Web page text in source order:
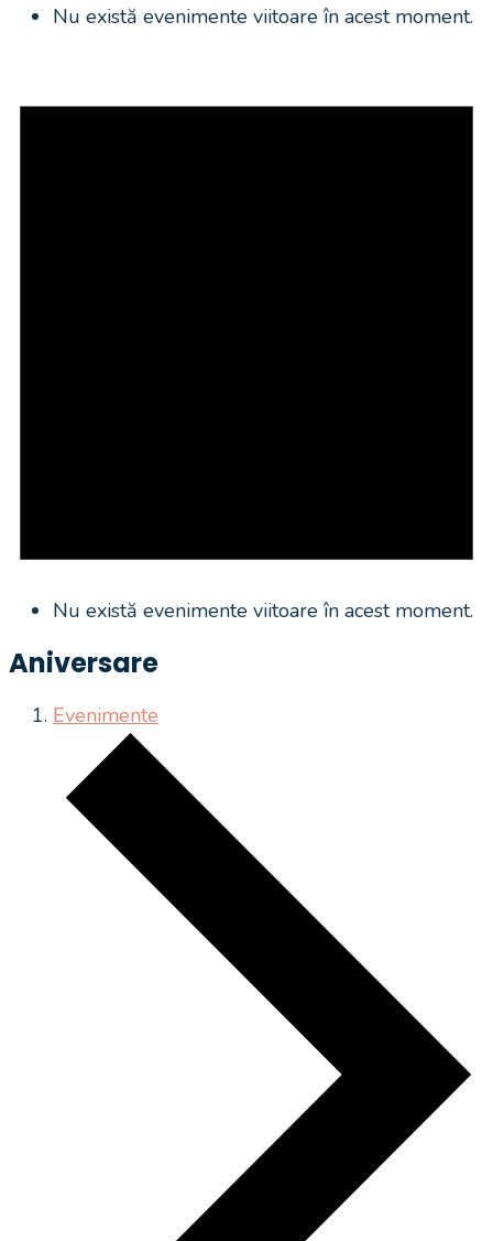
Nu există evenimente viitoare în acest moment.
Nu există evenimente viitoare în acest moment.
Aniversare
Evenimente